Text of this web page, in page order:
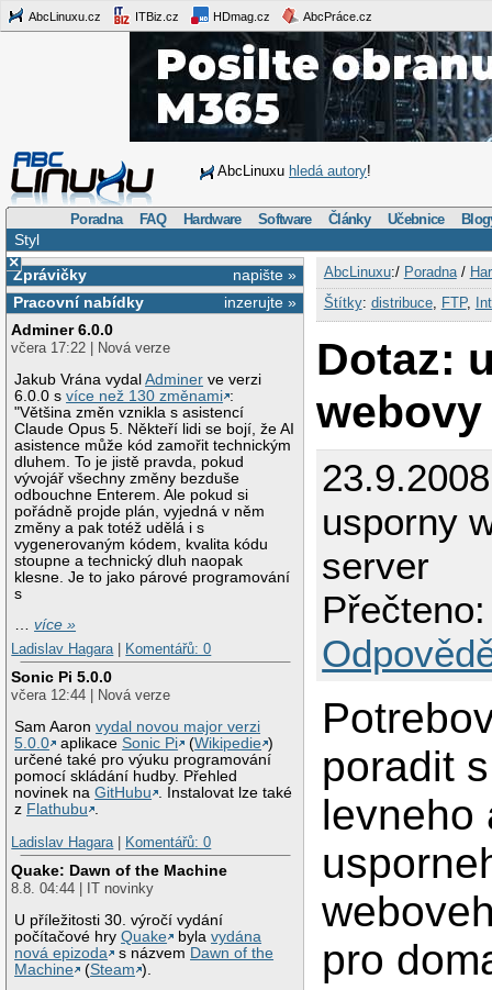
AbcLinuxu.cz ITBiz.cz HDmag.cz AbcPráce.cz
AbcLinuxu hledá autory!
Poradna FAQ Hardware Software Články Učebnice
Styl
×
napište »
Zprávičky
inzerujte »
Pracovní nabídky
Adminer 6.0.0
včera 17:22 | Nová verze
Jakub Vrána vydalAdminer ve verzi
6.0.0 svíce než 130 změnami :
"Většina změn vznikla s asistencí
Claude Opus 5. Někteří lidi se bojí, že AI
asistence může kód zamořit technickým
dluhem. To je jistě pravda, pokud
vývojář všechny změny bezduše
odbouchne Enterem. Ale pokud si
pořádně projde plán, vyjedná v něm
změny a pak totéž udělá i s
vygenerovaným kódem, kvalita kódu
stoupne a technický dluh naopak
klesne. Je to jako párové programování
s
…více »
Ladislav Hagara
Komentářů: 0
Sonic Pi 5.0.0
včera 12:44 | Nová verze
Sam Aaronvydal novou major verzi
5.0.0
aplikaceSonic Pi (Wikipedie )
určené také pro výuku programování
pomocí skládání hudby. Přehled
novinek naGitHubu . Instalovat lze také
z Flathubu .
Ladislav Hagara
Komentářů: 0
Quake: Dawn of the Machine
8.8. 04:44 | IT novinky
U příležitosti 30. výročí vydání
počítačové hryQuake bylavydána
nová epizoda
s názvem Dawn of the
Machine
(Steam ).
AbcLinuxu:/ Poradna/
Štítky: distribuce, FTP,
Dotaz:
usporny
server
poradit
levneho
pro